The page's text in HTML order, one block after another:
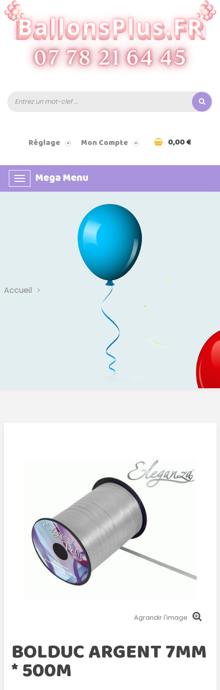
Réglage Mon Compte 0,00 €
Basculer
la
Mega Menu
Accueil
Agrandir l'image
BOLDUC ARGENT 7MM
* 500M